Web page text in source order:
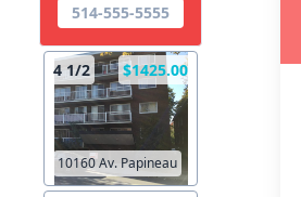
514-555-5555
4 1/2 $1425.00
10160 Av. Papineau